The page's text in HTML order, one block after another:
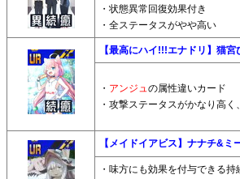
・状態異常回復効果付き
・全ステータスがやや高い
【最高にハイ!!!エナドリ】猫宮
・ アンジュの属性違いカード
・攻撃ステータスがかなり高
【メイドイアビス】ナナチ&ミ
・味方にも効果を付与できる